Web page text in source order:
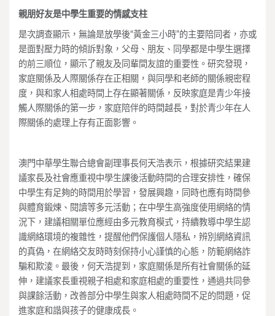
親朋好友是中學生重要的情感支柱
是次調查顯示，無論是放學後“黃金三小時”的主要陪同者，亦或
是面對壓力時的傾訴對象，父母、朋友、同學都是中學生選擇
的前三順位，顯示了親友及同輩間友誼的重要性。研究發現，
家庭關係及人際關係存在正相關，與同學和老師的關係親密程
度，與和家人相處時間上存在顯著關係，反映家庭是青少年接
觸人際關係的第一步，家庭陪伴的時間越長，對於青少年在人
際關係的處理上存有正面影響。
澳門中華學生聯合總會副理事長何天浩表示，根據研究結果建
議家長及社會應重視中學生課後活動時間的合理安排性，確保
中學生有足夠的時間用於學習，發展興趣，同時也應有時間參
與體育鍛煉、閱讀等多元活動；在中學生高強度使用網絡的情
況下，建議相關單位應經由多元教育模式，持續教導中學生認
識網絡環境的複雜性，提醒他們保護個人隱私，辨別網絡資訊
的真偽，在網絡交友時時刻保持小心謹慎的心態，防範網絡詐
騙和欺淩。最後，何天浩提到，家庭關係是所有社會關係的延
伸，建議家長重視親子相處和家庭相處的重要性，通過共同參
與課餘活動，改善部分中學生與家人相處時間不足的問題，促
進家庭和諧與孩子的健康成長。